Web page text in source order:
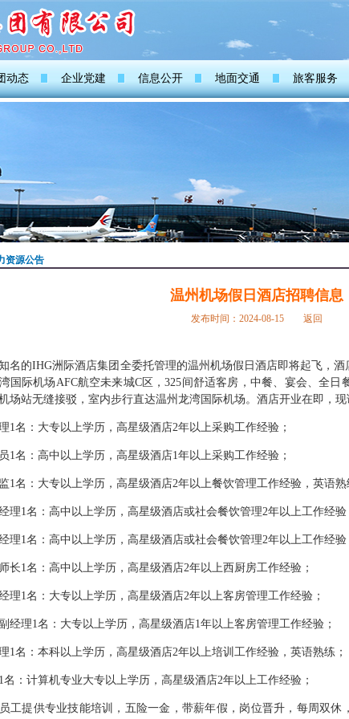
动态 企业党建 信息公开 地面交通 旅客服务
资源公告
温州机场假日酒店招聘信息
发布时间：2024-08-15 返回
名的IHG洲际酒店集团全委托管理的温州机场假日酒店即将起飞，酒
国际机场AFC航空未来城C区，325间舒适客房，中餐、宴会、全日
场站无缝接驳，室内步行直达温州龙湾国际机场。酒店开业在即，现
1名：大专以上学历，高星级酒店2年以上采购工作经验；
1名：高中以上学历，高星级酒店1年以上采购工作经验；
1名：大专以上学历，高星级酒店2年以上餐饮管理工作经验，英语熟
理1名：高中以上学历，高星级酒店或社会餐饮管理2年以上工作经验
理1名：高中以上学历，高星级酒店或社会餐饮管理2年以上工作经验
长1名：高中以上学历，高星级酒店2年以上西厨房工作经验；
理1名：大专以上学历，高星级酒店2年以上客房管理工作经验；
经理1名：大专以上学历，高星级酒店1年以上客房管理工作经验；
1名：本科以上学历，高星级酒店2年以上培训工作经验，英语熟练；
名：计算机专业大专以上学历，高星级酒店2年以上工作经验；
工提供专业技能培训，五险一金，带薪年假，岗位晋升，每周双休